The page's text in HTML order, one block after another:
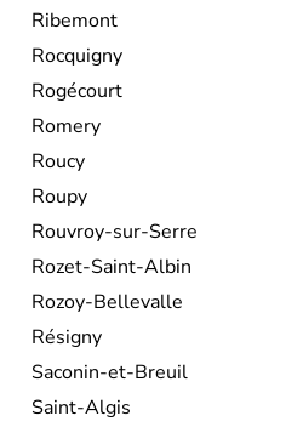
Ribemont
Rocquigny
Rogécourt
Romery
Roucy
Roupy
Rouvroy-sur-Serre
Rozet-Saint-Albin
Rozoy-Bellevalle
Résigny
Saconin-et-Breuil
Saint-Algis